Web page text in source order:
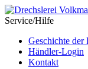
Service/Hilfe
Geschichte der
Händler-Login
Kontakt